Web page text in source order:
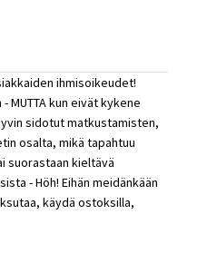
ihmisoikeudet!
MUTTA kun eivät kykene
sidotut matkustamisten,
osalta, mikä tapahtuu
suorastaan kieltävä
- Höh! Eihän meidänkään
käydä ostoksilla,